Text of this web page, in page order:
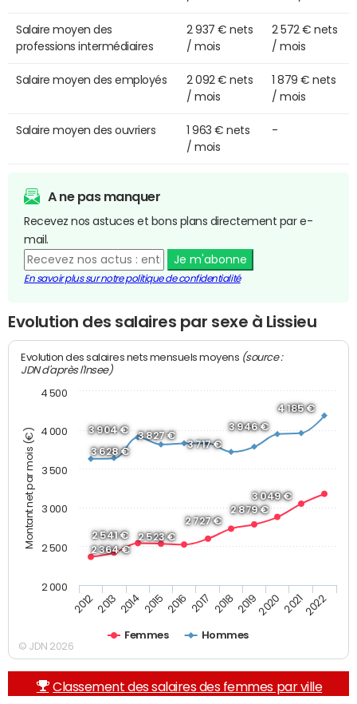
Salaire moyen des
professions intermédiaires
2 937 € nets
/ mois
2 572 € nets
/ mois
Salaire moyen des employés
2 092 € nets
/ mois
1 879 € nets
/ mois
Salaire moyen des ouvriers
1 963 € nets
/ mois
-
A ne pas manquer
Recevez nos astuces et bons plans directement par e-
mail.
Je m'abonne
En savoir plus sur notre politique de confidentialité
Evolution des salaires par sexe à Lissieu
Montant net par mois (€)
Evolution des salaires nets mensuels moyens (source :
JDN d'après l'Insee)
2 364 €
2 541 € 2 523 €
2 727 €
2 879 €
3 049 €
3 628 €
3 904 €
3 827 €
3 717 €
3 946 €
4 185 €
Femmes Hommes
2012 2013 2014 2015 2016 2017 2018 20192020 20212022
2 000
2 500
3 000
3 500
4 000
4 500
© JDN 2026
Classement des salaires des femmes par ville